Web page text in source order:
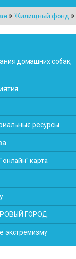
Жилищный фонд
домашних собак,
ресурсы
карта
ГОРОД
экстремизму